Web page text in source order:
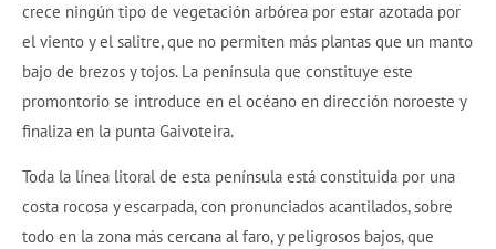
crece ningún tipo de vegetación arbórea por estar azotada por
el viento y el salitre, que no permiten más plantas que un manto
bajo de brezos y tojos. La península que constituye este
promontorio se introduce en el océano en dirección noroeste y
finaliza en la punta Gaivoteira.
Toda la línea litoral de esta península está constituida por una
costa rocosa y escarpada, con pronunciados acantilados, sobre
todo en la zona más cercana al faro, y peligrosos bajos, que